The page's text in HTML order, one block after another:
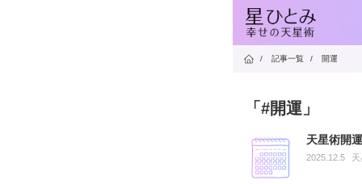
/ 記事一覧 / 開運
「#開運」
天星術開
2025.12.5